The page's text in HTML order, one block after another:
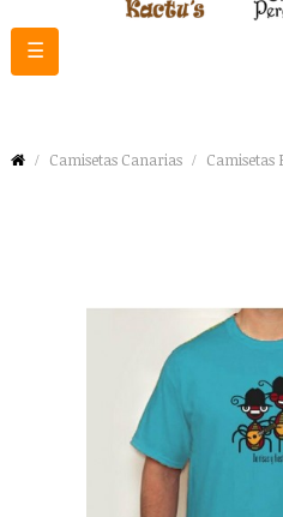
Navegación
de
☰
Camisetas Canarias Camisetas